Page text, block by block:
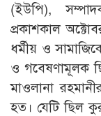
(ইউপি),
প্রকাশকাল
ধর্মীয় ও
ও গবেষণামূলক
মাওলানা
হত। যেটি ছিল